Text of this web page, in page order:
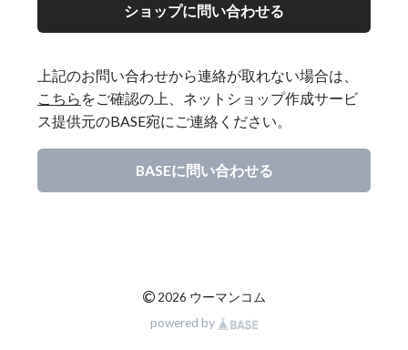
ショップに問い合わせる
上記のお問い合わせから連絡が取れない場合は、
こちら をご確認の上、ネットショップ作成サービ
ス提供元のBASE宛にご連絡ください。
BASEに問い合わせる
© 2026 ウーマンコム
powered by